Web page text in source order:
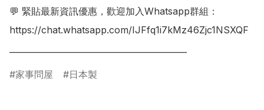
💬 緊貼最新資訊優惠，歡迎加入Whatsapp群組：
https://chat.whatsapp.com/IJFfq1i7kMz46Zjc1NSXQF
家事問屋 日本製